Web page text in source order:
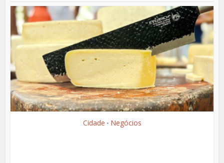
Cidade • Negócios